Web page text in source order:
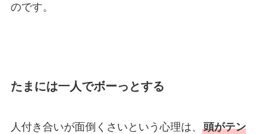
のです。
たまには一人でボーっとする
人付き合いが面倒くさいという心理は、 頭がテン